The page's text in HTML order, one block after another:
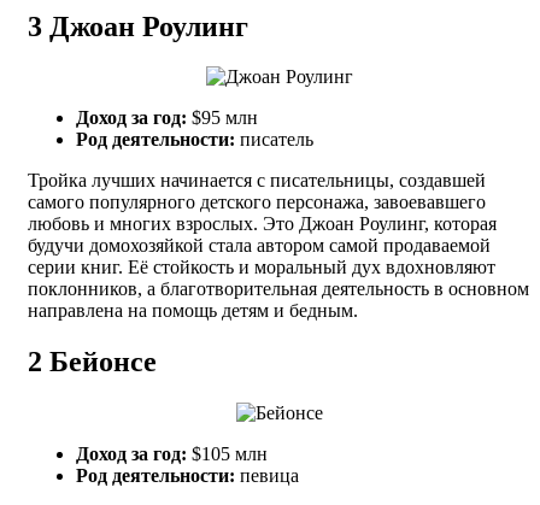
3 Джоан Роулинг
Доход за год: $95 млн
Род деятельности: писатель
Тройка лучших начинается с писательницы, создавшей
самого популярного детского персонажа, завоевавшего
любовь и многих взрослых. Это Джоан Роулинг, которая
будучи домохозяйкой стала автором самой продаваемой
серии книг. Её стойкость и моральный дух вдохновляют
поклонников, а благотворительная деятельность в основном
направлена на помощь детям и бедным.
2 Бейонсе
Доход за год: $105 млн
Род деятельности: певица